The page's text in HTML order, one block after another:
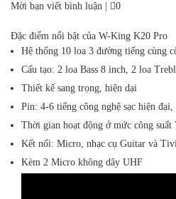
Mời bạn viết bình luận
0
Đặc điểm nổi bật của W-King K20 Pro
Hệ thống 10 loa 3 đường tiếng cùng
Cấu tạo: 2 loa Bass 8 inch, 2 loa
Thiết kế sang trọng, hiện dại
Pin: 4-6 tiếng công nghệ sạc hiện
Thời gian hoạt động ở mức công
Kết nối: Micro, nhạc cụ Guitar và
Kèm 2 Micro không dây UHF